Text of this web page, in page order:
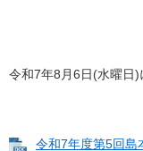
令和7年8月6日(水曜日)
令和7年度第5回島